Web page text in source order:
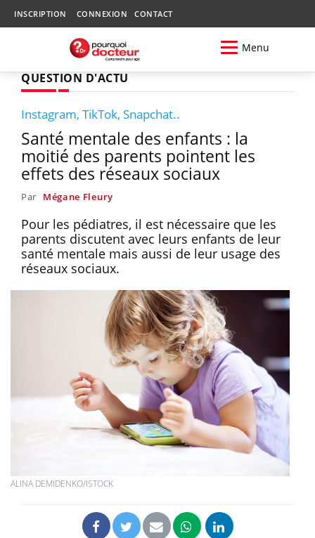
INSCRIPTION CONNEXION CONTACT
Menu
QUESTION D'ACTU
Instagram, TikTok, Snapchat..
Santé mentale des enfants : la
moitié des parents pointent les
effets des réseaux sociaux
Par Mégane Fleury
Pour les pédiatres, il est nécessaire que les
parents discutent avec leurs enfants de leur
santé mentale mais aussi de leur usage des
réseaux sociaux.
ALINA DEMIDENKO/ISTOCK